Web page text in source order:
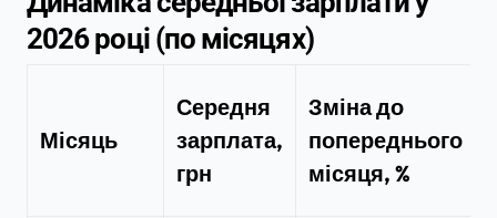
2026 році (по місяцях)
Місяць
Середня
зарплата,
грн
Зміна до
попереднього
місяця, %